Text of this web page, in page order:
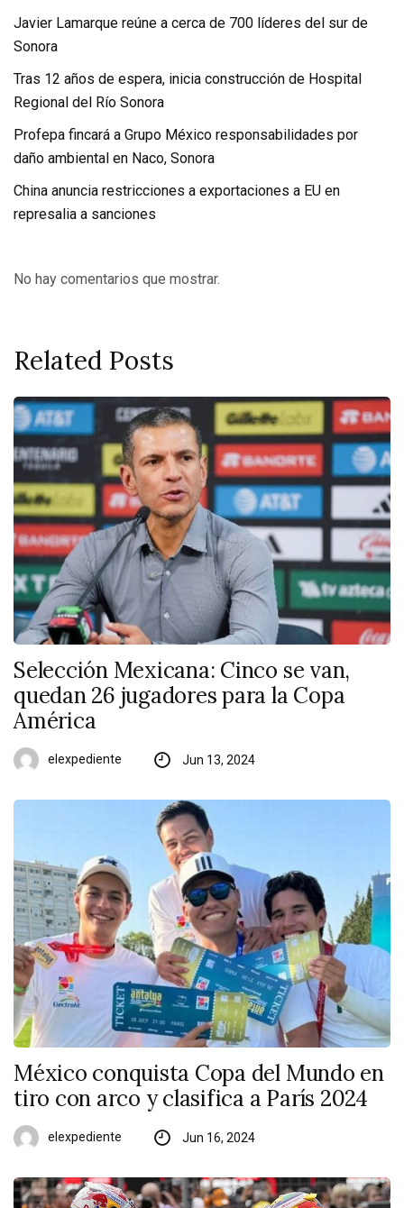
Javier Lamarque reúne a cerca de 700 líderes del sur de
Sonora
Tras 12 años de espera, inicia construcción de Hospital
Regional del Río Sonora
Profepa fincará a Grupo México responsabilidades por
daño ambiental en Naco, Sonora
China anuncia restricciones a exportaciones a EU en
represalia a sanciones
No hay comentarios que mostrar.
Related Posts
Selección Mexicana: Cinco se van,
quedan 26 jugadores para la Copa
América
elexpediente Jun 13, 2024
México conquista Copa del Mundo en
tiro con arco y clasifica a París 2024
elexpediente Jun 16, 2024